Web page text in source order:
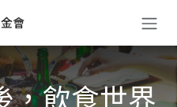
，飲食世界